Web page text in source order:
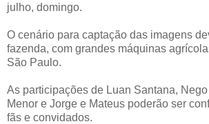
julho, domingo.
O cenário para captação das imagens
fazenda, com grandes máquinas
São Paulo.
As participações de Luan Santana,
Menor e Jorge e Mateus poderão ser
fãs e convidados.